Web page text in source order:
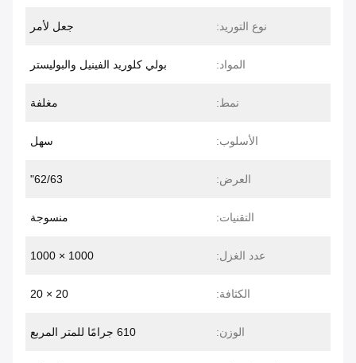
نوع التوريد: جعل لأمر
المواد: بولي كلوريد الفينيل والبوليستر
نمط: مغلفة
الأسلوب: سهل
العرض: 62/63"
التقنيات: منسوجة
عدد الغزل: 1000 × 1000
الكثافة: 20 × 20
الوزن: 610 جرامًا للمتر المربع